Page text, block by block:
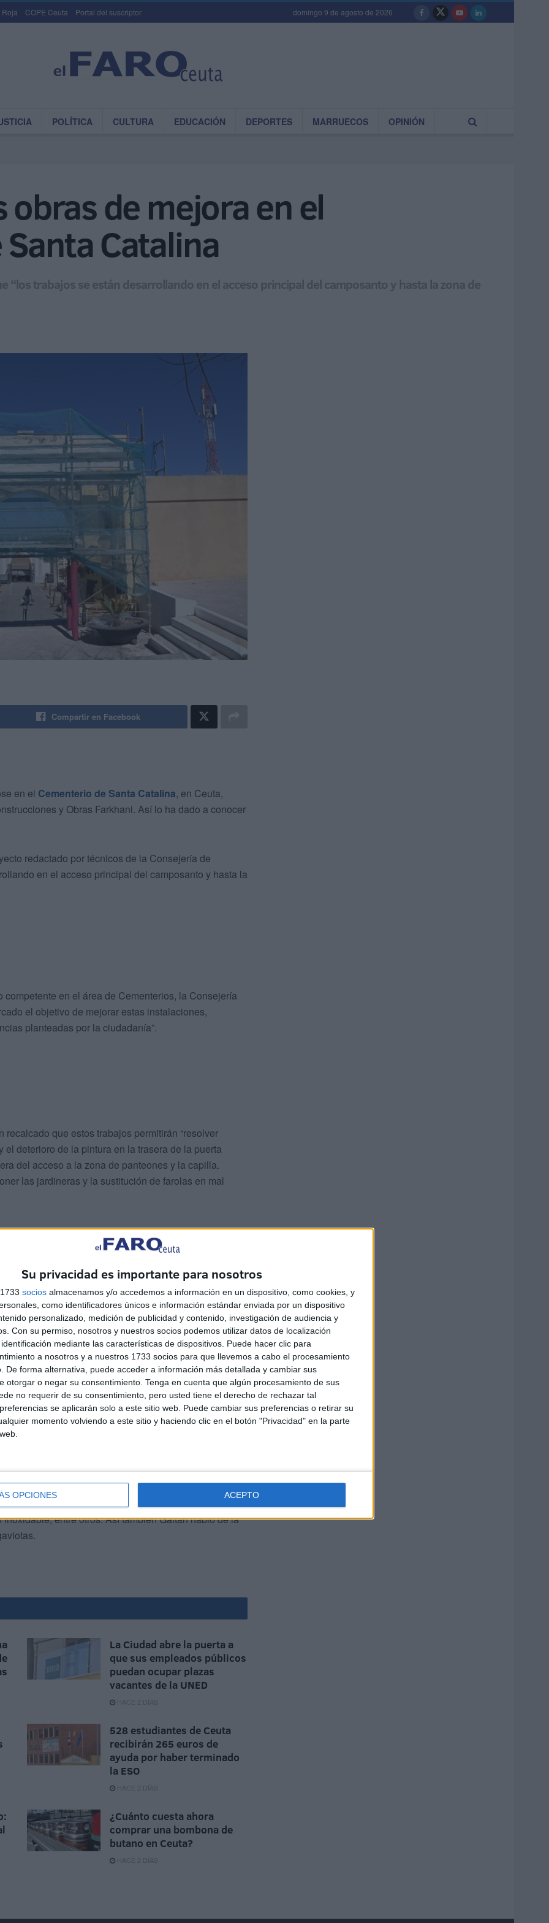
Su privacidad es importante para nosotros
socios almacenamos y/o accedemos a información en un dispositivo, como cookies, y
como identificadores únicos e información estándar enviada por un dispositivo
personalizado, medición de publicidad y contenido, investigación de audiencia y
Con su permiso, nosotros y nuestros socios podemos utilizar datos de localización
mediante las características de dispositivos. Puede hacer clic para
a nosotros y a nuestros 1733 socios para que llevemos a cabo el procesamiento
De forma alternativa, puede acceder a información más detallada y cambiar sus
otorgar o negar su consentimiento. Tenga en cuenta que algún procesamiento de sus
no requerir de su consentimiento, pero usted tiene el derecho de rechazar tal
se aplicarán solo a este sitio web. Puede cambiar sus preferencias o retirar su
momento volviendo a este sitio y haciendo clic en el botón "Privacidad" en la parte
OPCIONES ACEPTO
Roja COPE Ceuta Portal del suscriptor domingo 9 de agosto de 2026
POLÍTICA CULTURA EDUCACIÓN DEPORTES MARRUECOS OPINIÓN
obras de mejora en el
Catalina
“los trabajos se están desarrollando en el acceso principal del camposanto y hasta la zona de
Compartir en Facebook
en el Cementerio de Santa Catalina, en Ceuta,
y Obras Farkhani. Así lo ha dado a conocer
redactado por técnicos de la Consejería de
en el acceso principal del camposanto y hasta la
en el área de Cementerios, la Consejería
el objetivo de mejorar estas instalaciones,
planteadas por la ciudadanía”.
que estos trabajos permitirán “resolver
deterioro de la pintura en la trasera de la puerta
del acceso a la zona de panteones y la capilla.
las jardineras y la sustitución de farolas en mal
de Ceuta respondía a una interpelacióndel PSOE
en el cementeriode Santa Catalina para
estaba trabajando en adecentar una sala de espera
de incineración y que ahora esperan en la calle la
hacía referencia a un proyecto de Fomento ya
el lugar, para arreglar las deficiencias presentadas
saneamiento de aguas, recalcando la prevista
entre otros. Así también Gaitán habló de la
La Ciudad abre la puerta a
que sus empleados públicos
puedan ocupar plazas
vacantes de la UNED
HACE 2 DÍAS
528 estudiantes de Ceuta
recibirán 265 euros de
ayuda por haber terminado
la ESO
HACE 2 DÍAS
¿Cuánto cuesta ahora
comprar una bombona de
butano en Ceuta?
HACE 2 DÍAS